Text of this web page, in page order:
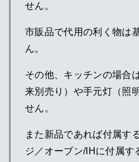
せん。
市販品で代用の利く物は
ん。
その他、キッチンの場合
来別売り）や手元灯（照
せん。
また新品であれば付属す
ジ／オーブン/IHに付属す